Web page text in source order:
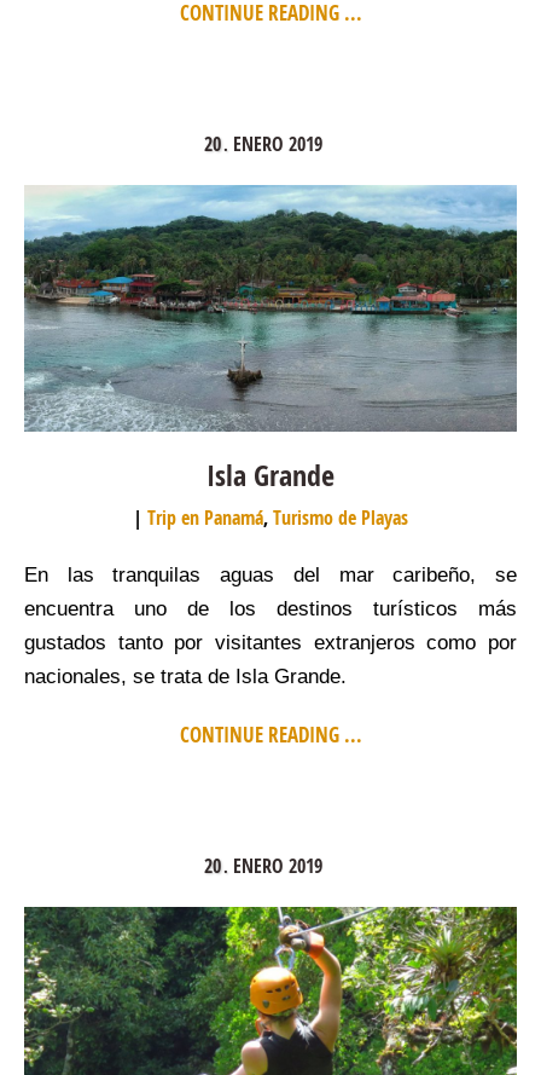
CONTINUE READING ...
20. ENERO 2019
Isla Grande
Trip en Panamá,Turismo de Playas
En las tranquilas aguas del mar caribeño, se
encuentra uno de los destinos turísticos más
gustados tanto por visitantes extranjeros como por
nacionales, se trata de Isla Grande.
CONTINUE READING ...
20. ENERO 2019